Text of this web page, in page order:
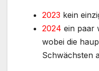
2023 kein
2024 ein paar
wobei die
Schwächsten